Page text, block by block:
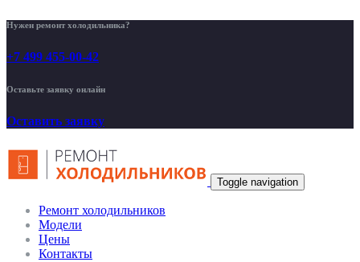
Нужен ремонт холодильника?
+7 499 455-00-42
Оставьте заявку онлайн
Оставить заявку
Toggle navigation
Ремонт холодильников
Модели
Цены
Контакты